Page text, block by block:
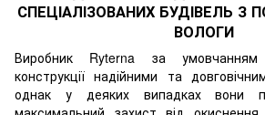
СПЕЦІАЛІЗОВАНИХ БУДІВЕЛЬ З
ВОЛОГИ
Виробник Ryterna за умовчанням
конструкції надійними та
однак у деяких випадках вони